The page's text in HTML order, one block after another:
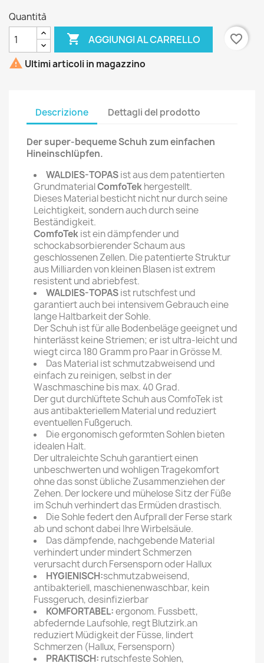
Quantità
 AGGIUNGI AL CARRELLO
favorite_border
 Ultimi articoli in magazzino
Descrizione Dettagli del prodotto
Der super-bequeme Schuh zum einfachen
Hineinschlüpfen.
WALDIES-TOPASist aus dem patentierten
GrundmaterialComfoTekhergestellt.
Dieses Material besticht nicht nur durch seine
Leichtigkeit, sondern auch durch seine
Beständigkeit.
ComfoTekist ein dämpfender und
schockabsorbierender Schaum aus
geschlossenen Zellen. Die patentierte Struktur
aus Milliarden von kleinen Blasen ist extrem
resistent und abriebfest.
WALDIES-TOPASist rutschfest und
garantiert auch bei intensivem Gebrauch eine
lange Haltbarkeit der Sohle.
Der Schuh ist für alle Bodenbeläge geeignet und
hinterlässt keine Striemen; er ist ultra-leicht und
wiegt circa 180 Gramm pro Paar in Grösse M.
Das Material ist schmutzabweisend und
einfach zu reinigen, selbst in der
Waschmaschine bis max. 40 Grad.
Der gut durchlüftete Schuh aus ComfoTek ist
aus antibakteriellem Material und reduziert
eventuellen Fußgeruch.
Die ergonomisch geformten Sohlen bieten
idealen Halt.
Der ultraleichte Schuh garantiert einen
unbeschwerten und wohligen Tragekomfort
ohne das sonst übliche Zusammenziehen der
Zehen. Der lockere und mühelose Sitz der Füße
im Schuh verhindert das Ermüden drastisch.
Die Sohle federt den Aufprall der Ferse stark
ab und schont dabei Ihre Wirbelsäule.
Das dämpfende, nachgebende Material
verhindert under mindert Schmerzen
verursacht durch Fersensporn oder Hallux
HYGIENISCH:schmutzabweisend,
antibakteriell, maschienenwaschbar, kein
Fussgeruch, desinfizierbar
KOMFORTABEL:ergonom. Fussbett,
abfedernde Laufsohle, regt Blutzirk.an
reduziert Müdigkeit der Füsse, lindert
Schmerzen (Hallux, Fersensporn)
PRAKTISCH: rutschfeste Sohlen,